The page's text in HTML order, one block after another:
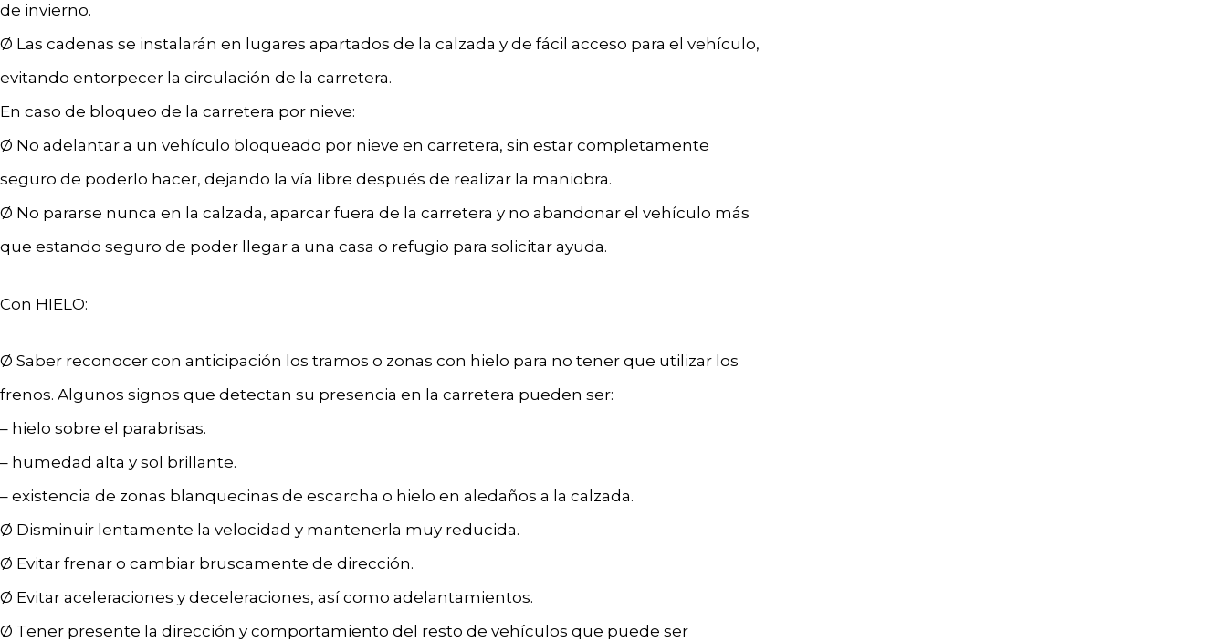
de invierno.
Ø Las cadenas se instalarán en lugares apartados de la calzada y de fácil acceso para el vehículo,
evitando entorpecer la circulación de la carretera.
En caso de bloqueo de la carretera por nieve:
Ø No adelantar a un vehículo bloqueado por nieve en carretera, sin estar completamente
seguro de poderlo hacer, dejando la vía libre después de realizar la maniobra.
Ø No pararse nunca en la calzada, aparcar fuera de la carretera y no abandonar el vehículo más
que estando seguro de poder llegar a una casa o refugio para solicitar ayuda.
Con HIELO:
Ø Saber reconocer con anticipación los tramos o zonas con hielo para no tener que utilizar los
frenos. Algunos signos que detectan su presencia en la carretera pueden ser:
– hielo sobre el parabrisas.
– humedad alta y sol brillante.
– existencia de zonas blanquecinas de escarcha o hielo en aledaños a la calzada.
Ø Disminuir lentamente la velocidad y mantenerla muy reducida.
Ø Evitar frenar o cambiar bruscamente de dirección.
Ø Evitar aceleraciones y deceleraciones, así como adelantamientos.
Ø Tener presente la dirección y comportamiento del resto de vehículos que puede ser